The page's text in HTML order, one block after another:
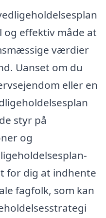
og effektiv måde at
værdier
Uanset om du
eller en
styr på
og
for dig at indhente
fagfolk, som kan